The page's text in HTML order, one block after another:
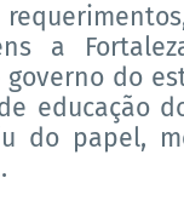
a
do
educação
do papel,